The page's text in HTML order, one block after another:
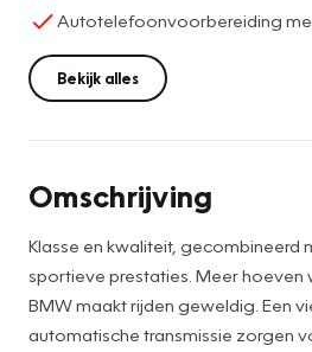
Autotelefoonvoorbereiding
Bekijk alles
Omschrijving
Klasse en kwaliteit, gecombineerd
sportieve prestaties. Meer hoeven
BMW maakt rijden geweldig. Een
automatische transmissie zorgen